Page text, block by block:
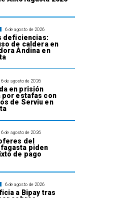
6 de agosto de 2026
deficiencias:
de caldera en
Andina en
6 de agosto de 2026
en prisión
por estafas con
de Serviu en
6 de agosto de 2026
del
piden
de pago
6 de agosto de 2026
a Bipay tras